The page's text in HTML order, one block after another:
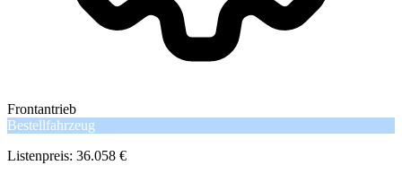
Frontantrieb
Bestellfahrzeug
Listenpreis: 36.058 €